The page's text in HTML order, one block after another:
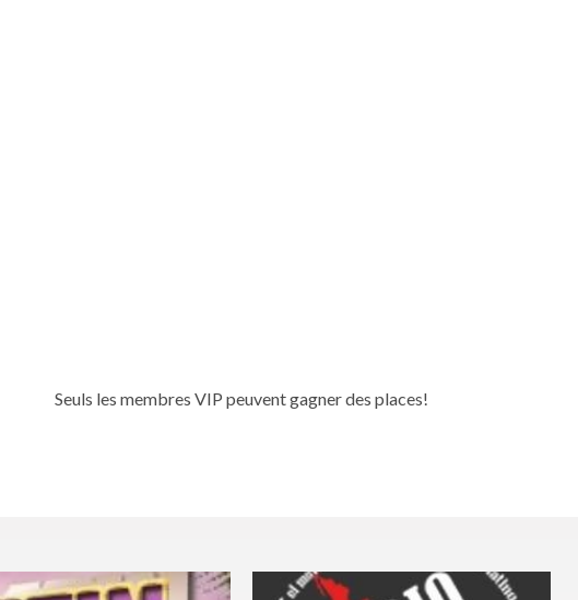
Seuls les membres VIP peuvent gagner des places!